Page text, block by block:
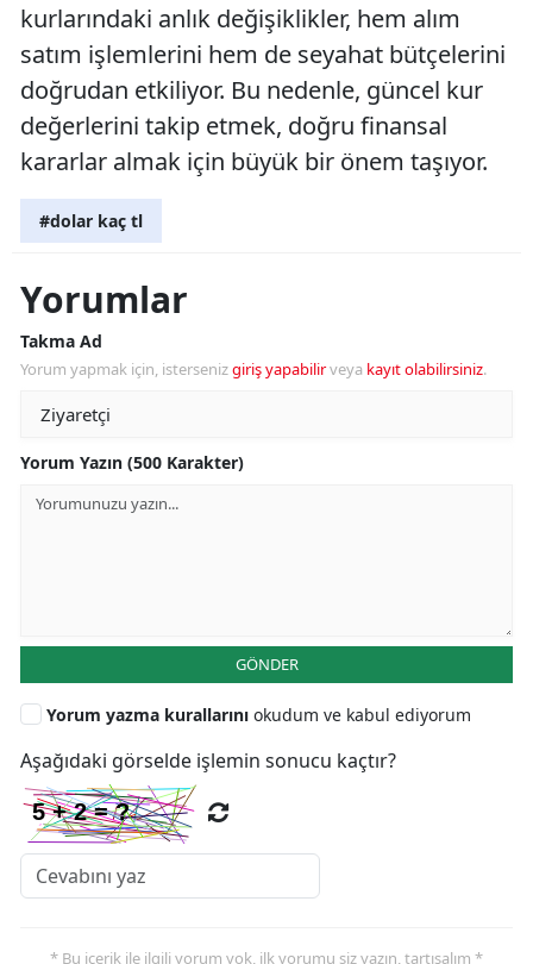
kurlarındaki anlık değişiklikler, hem alım
satım işlemlerini hem de seyahat bütçelerini
doğrudan etkiliyor. Bu nedenle, güncel kur
değerlerini takip etmek, doğru finansal
kararlar almak için büyük bir önem taşıyor.
#dolar kaç tl
Yorumlar
Takma Ad
Yorum yapmak için, istersenizgiriş yapabilirveya kayıt olabilirsiniz.
Yorum Yazın (500 Karakter)
GÖNDER
Yorum yazma kurallarını okudum ve kabul ediyorum
Aşağıdaki görselde işlemin sonucu kaçtır?
* Bu içerik ile ilgili yorum yok, ilk yorumu siz yazın, tartışalım *